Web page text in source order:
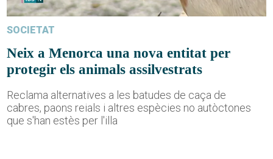
SOCIETAT
Neix a Menorca una nova entitat per
protegir els animals assilvestrats
Reclama alternatives a les batudes de caça de
cabres, paons reials i altres espècies no autòctones
que s'han estès per l'illa